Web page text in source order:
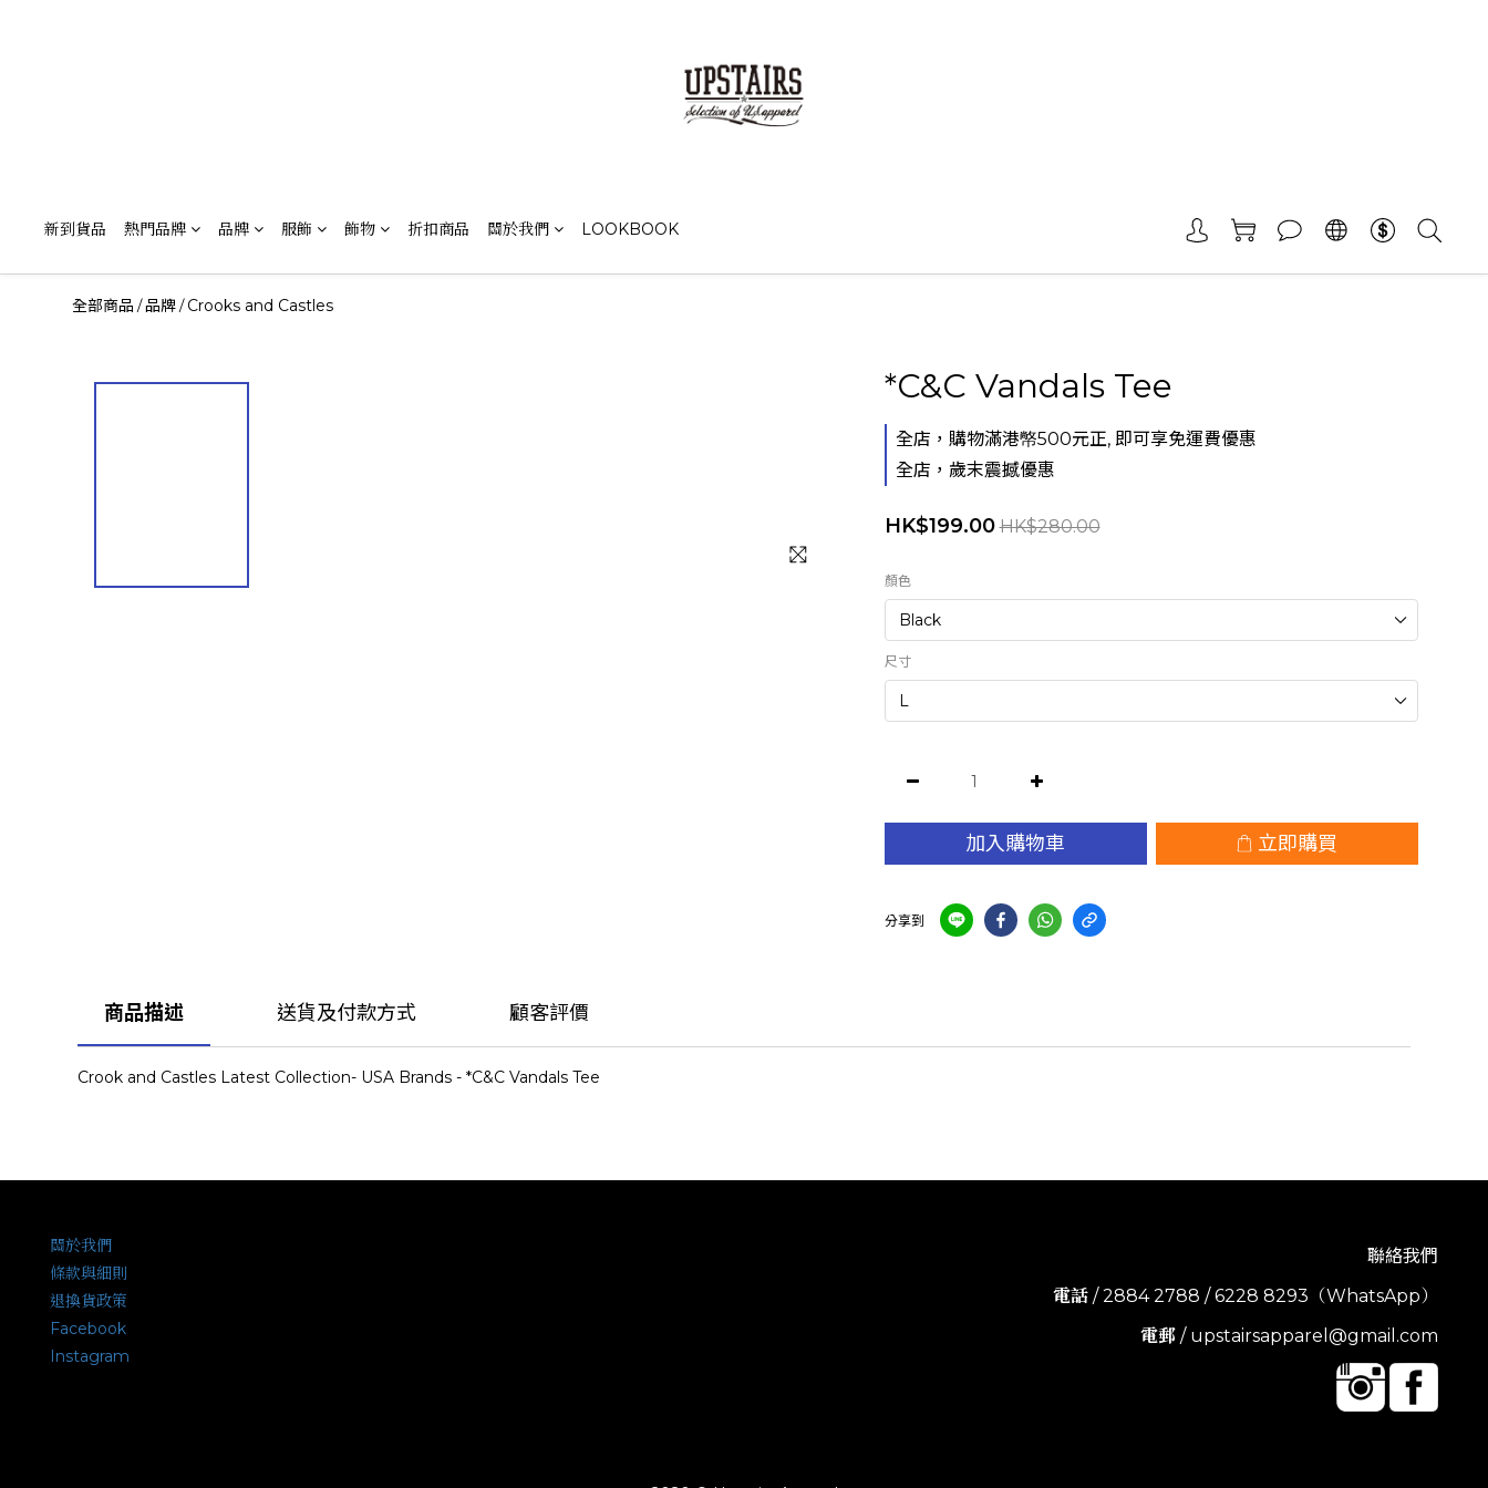
新到貨品 熱門品牌 品牌 服飾 飾物 折扣商品 關於我們 LOOKBOOK
全部商品 /品牌/Crooks and Castles
*C&C Vandals Tee
全店，購物滿港幤500元正, 即可享免運費優惠
全店，歲末震撼優惠
HK$199.00 HK$280.00
顏色
尺寸
加入購物車 立即購買
分享到
商品描述 送貨及付款方式 顧客評價
Crook and Castles Latest Collection- USA Brands - *C&C Vandals Tee
關於我們
條款與細則
退換貨政策
Facebook
Instagram
聯絡我們
電話 / 2884 2788 / 6228 8293（WhatsApp）
電郵 / upstairsapparel@gmail.com